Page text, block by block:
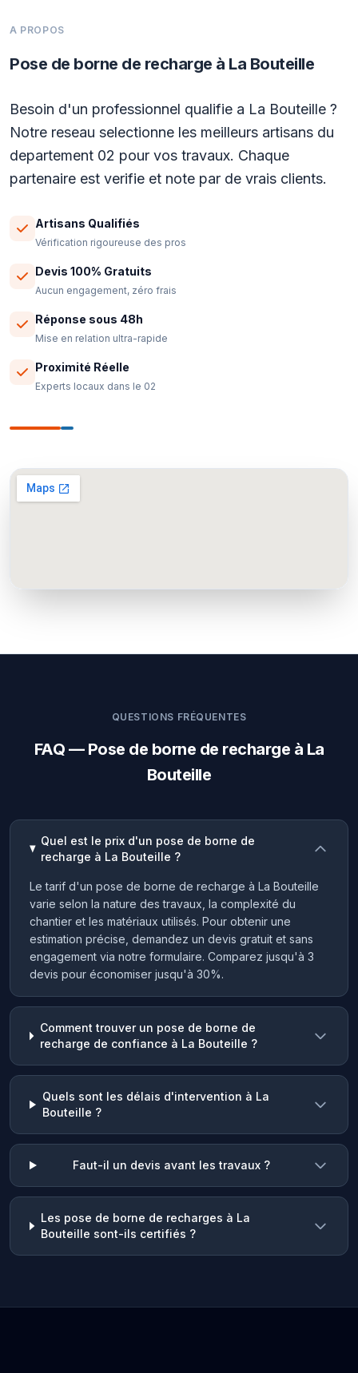
A PROPOS
Pose de borne de recharge à La Bouteille
Besoin d'un professionnel qualifie a La Bouteille ?
Notre reseau selectionne les meilleurs artisans du
departement 02 pour vos travaux. Chaque
partenaire est verifie et note par de vrais clients.
Artisans Qualifiés
Vérification rigoureuse des pros
Devis 100% Gratuits
Aucun engagement, zéro frais
Réponse sous 48h
Mise en relation ultra-rapide
Proximité Réelle
Experts locaux dans le 02
QUESTIONS FRÉQUENTES
FAQ — Pose de borne de recharge à La
Bouteille
Quel est le prix d'un pose de borne de
recharge à La Bouteille ?
Le tarif d'un pose de borne de recharge à La Bouteille
varie selon la nature des travaux, la complexité du
chantier et les matériaux utilisés. Pour obtenir une
estimation précise, demandez un devis gratuit et sans
engagement via notre formulaire. Comparez jusqu'à 3
devis pour économiser jusqu'à 30%.
Comment trouver un pose de borne de
recharge de confiance à La Bouteille ?
Quels sont les délais d'intervention à La
Bouteille ?
Faut-il un devis avant les travaux ?
Les pose de borne de recharges à La
Bouteille sont-ils certifiés ?